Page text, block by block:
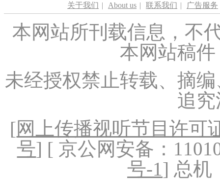
关于我们 | About us | 联系我们 | 广告服务
本网站所刊载信息，不
本网站稿
未经授权禁止转载、摘
追
[网上传播视听节目许可
号] [ 京公网安备：
号-1] 总机